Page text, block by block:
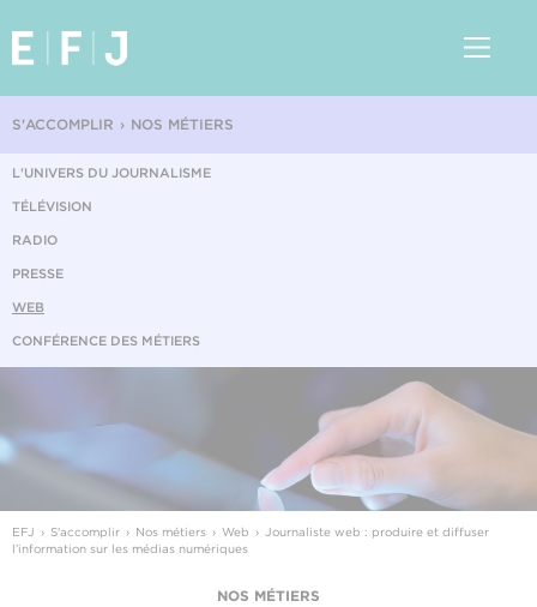
NOS MÉTIERS
S'ACCOMPLIR
L'UNIVERS DU JOURNALISME
TÉLÉVISION
RADIO
PRESSE
WEB
CONFÉRENCE DES MÉTIERS
EFJ S'accomplir Nos métiers Web
Journaliste web : produire et diffuser
l’information sur les médias numériques
NOS MÉTIERS